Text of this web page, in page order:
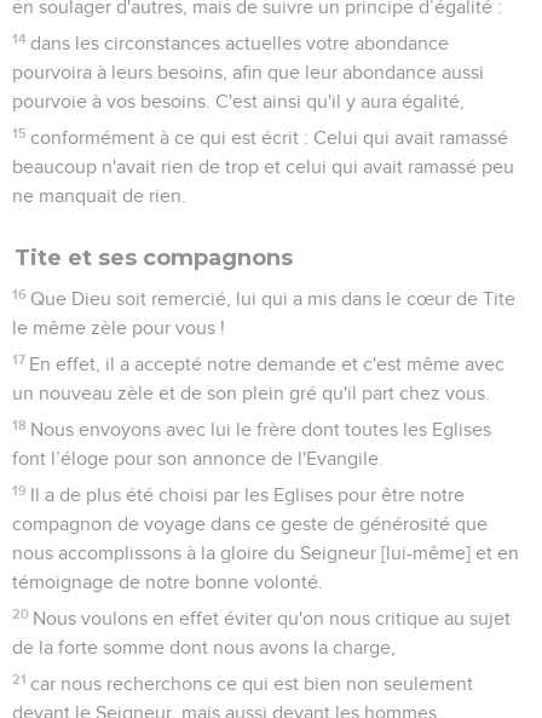
en soulager d'autres, mais de suivre un principe d’égalité :
14 dans les circonstances actuelles votre abondance
pourvoira à leurs besoins, afin que leur abondance aussi
pourvoie à vos besoins. C'est ainsi qu'il y aura égalité,
15 conformément à ce qui est écrit : Celui qui avait ramassé
beaucoup n'avait rien de trop et celui qui avait ramassé peu
ne manquait de rien.
Tite et ses compagnons
16 Que Dieu soit remercié, lui qui a mis dans le cœur de Tite
le même zèle pour vous !
17 En effet, il a accepté notre demande et c'est même avec
un nouveau zèle et de son plein gré qu'il part chez vous.
18 Nous envoyons avec lui le frère dont toutes les Eglises
font l’éloge pour son annonce de l'Evangile.
19 Il a de plus été choisi par les Eglises pour être notre
compagnon de voyage dans ce geste de générosité que
nous accomplissons à la gloire du Seigneur [lui-même] et en
témoignage de notre bonne volonté.
20 Nous voulons en effet éviter qu'on nous critique au sujet
de la forte somme dont nous avons la charge,
21 car nous recherchons ce qui est bien non seulement
devant le Seigneur, mais aussi devant les hommes.